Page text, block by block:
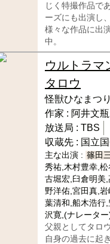
じく特撮作品で
ーズにも出演し
様々な作品に出
中。
ウルトラマ
タロウ
怪獣ひなまつ
作家 : 阿井文瓶
放送局 : TBS
収蔵先 : 国立
主な出演 : 篠田
秀祐,木村豊幸,
古堀宏,臼倉明美
野洋佑,宮田真,
葉清和,船木浩行
沢寛,(ナレータ
父親としてタロ
自身の過去に起